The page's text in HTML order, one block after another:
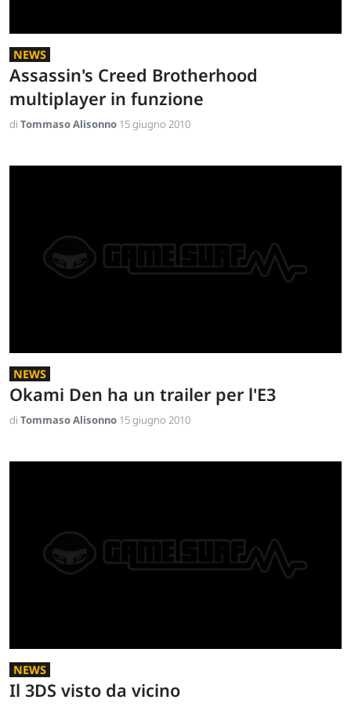
NEWS
Assassin's Creed Brotherhood
multiplayer in funzione
di Tommaso Alisonno 15 giugno 2010
NEWS
Okami Den ha un trailer per l'E3
di Tommaso Alisonno 15 giugno 2010
NEWS
Il 3DS visto da vicino